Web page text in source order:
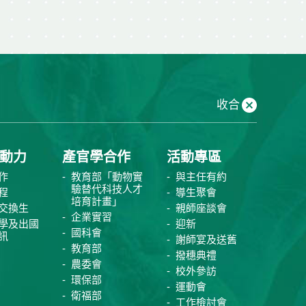
收合
力
換生
及出國
產官學合作
教育部「動物實
驗替代科技人才
培育計畫」
企業實習
國科會
教育部
農委會
環保部
衛福部
活動專區
與主任有約
導生聚會
親師座談會
迎新
謝師宴及送舊
撥穗典禮
校外參訪
運動會
工作檢討會